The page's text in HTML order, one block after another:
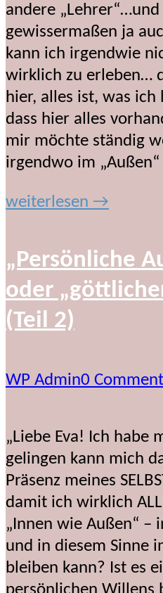
andere „Lehrer“…und
gewissermaßen ja
kann ich irgendwie
wirklich zu erleben…
hier, alles ist, was
dass hier alles
mir möchte ständig
irgendwo im
weiterlesen →
„Persönliche
oder
(Teil 2)
WP Admin0
„Liebe Eva! Ich habe
gelingen kann mich
Präsenz meines
damit ich wirklich
„Innen wie Außen“ –
und in diesem Sinne
bleiben kann? Ist es